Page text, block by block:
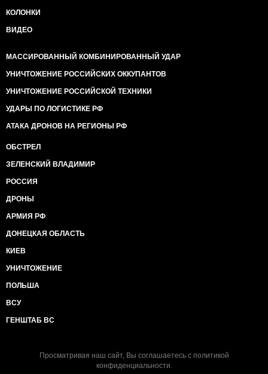
КОЛОНКИ
ВИДЕО
МАССИРОВАННЫЙ КОМБИНИРОВАННЫЙ УДАР
УНИЧТОЖЕНИЕ РОССИЙСКИХ ОККУПАНТОВ
УНИЧТОЖЕНИЕ РОССИЙСКОЙ ТЕХНИКИ
УДАРЫ ПО ЛОГИСТИКЕ РФ
АТАКА ДРОНОВ НА РЕГИОНЫ РФ
ОБСТРЕЛ
ЗЕЛЕНСКИЙ ВЛАДИМИР
РОССИЯ
ДРОНЫ
АРМИЯ РФ
ДОНЕЦКАЯ ОБЛАСТЬ
КИЕВ
УНИЧТОЖЕНИЕ
ПОЛЬША
ВСУ
ГЕНШТАБ ВС
Просматривая наш сайт, Вы соглашаетесь с политикой
конфиденциальности.